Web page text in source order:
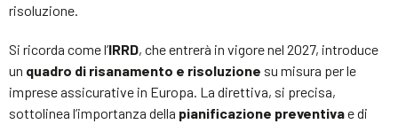
risoluzione.
Si ricorda come l’IRRD, che entrerà in vigore nel 2027, introduce
un quadro di risanamento e risoluzione su misura per le
imprese assicurative in Europa. La direttiva, si precisa,
sottolinea l’importanza della pianificazione preventivae di